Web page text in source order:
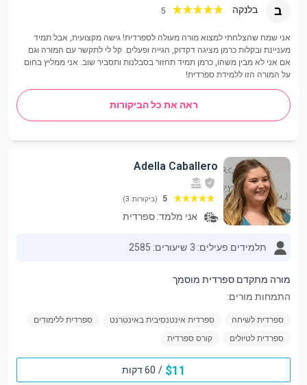
ב בלנקה 5
אני שמח שהצלחתי למצוא מורה מעולה לספרדית! גישה מקצועית, אבל תמיד
מעניינת ובקלות כרמן מציגה דקדוק, הגייה ופעלים. קל לי לתקשר עם המורה וגם
אם אני לא מבין משהו, כרמן תמיד תחזור בסבלנות ותסביר שוב. אני ממליץ בחום
על המורה הזו ללמידת ספרדית!
ראה את כל הביקורות
Adella Caballero
5 (ביקורות: 3)
אני מלמד: ספרדית
תלמידים פעילים: 3 שיעורים: 2585
מורה מתקדם ספרדית מוסמך
התמחות מורים:
ספרדית לשיחה ספרדית אינטנסיבית באינטרנט
ספרדית ללימודים
ספרדית לטיולים
קורס ספרדית
11
$
/ 60 דקות